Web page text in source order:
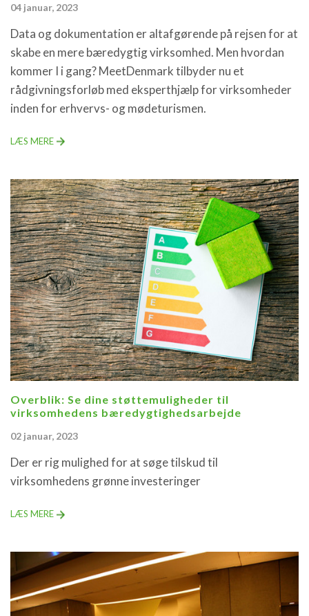
04 januar, 2023
Data og dokumentation er altafgørende på rejsen for at
skabe en mere bæredygtig virksomhed. Men hvordan
kommer I i gang? MeetDenmark tilbyder nu et
rådgivningsforløb med eksperthjælp for virksomheder
inden for erhvervs- og mødeturismen.
LÆS MERE
Overblik: Se dine støttemuligheder til
virksomhedens bæredygtighedsarbejde
02 januar, 2023
Der er rig mulighed for at søge tilskud til
virksomhedens grønne investeringer
LÆS MERE